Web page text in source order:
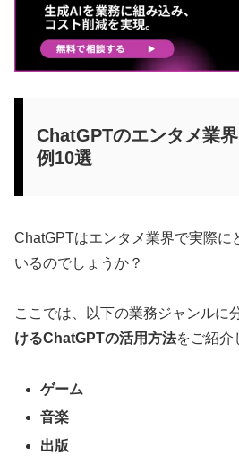
ChatGPTのエンタメ業
例10選
ChatGPTはエンタメ業界で実際に
いるのでしょうか？
ここでは、以下の業務ジャンルに
けるChatGPTの活用方法をご紹介
ゲーム
音楽
出版